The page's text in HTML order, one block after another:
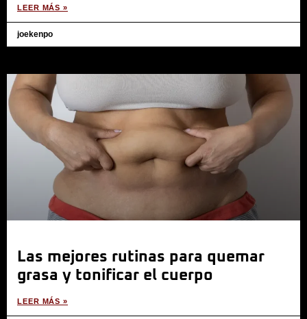
LEER MÁS »
joekenpo
Las mejores rutinas para quemar
grasa y tonificar el cuerpo
LEER MÁS »